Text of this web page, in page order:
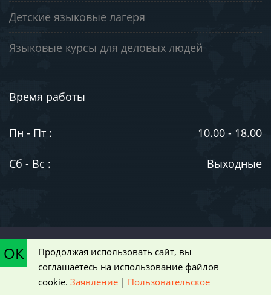
Детские языковые лагеря
Языковые курсы для деловых людей
Время работы
Пн - Пт : 10.00 - 18.00
Сб - Вс : Выходные
ознакомительный характер и не является публичной офертой,
определяемой положениями статьи 437 Гражданского кодекса РФ
|
Пользовательское соглашение
ОК
Продолжая использовать сайт, вы
соглашаетесь на использование файлов
cookie. Заявление | Пользовательское